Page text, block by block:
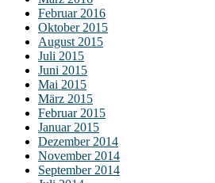
Februar 2016
Oktober 2015
August 2015
Juli 2015
Juni 2015
Mai 2015
März 2015
Februar 2015
Januar 2015
Dezember 2014
November 2014
September 2014